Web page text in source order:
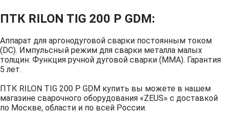
ПТК RILON TIG 200 P GDM:
Аппарат для аргонодуговой сварки постоянным током
(DC). Импульсный режим для сварки металла малых
толщин. Функция ручной дуговой сварки (MMA). Гарантия
5 лет.
ПТК RILON TIG 200 P GDM купить вы можете в нашем
магазине сварочного оборудования «ZEUS» с доставкой
по Москве, области и по всей России.